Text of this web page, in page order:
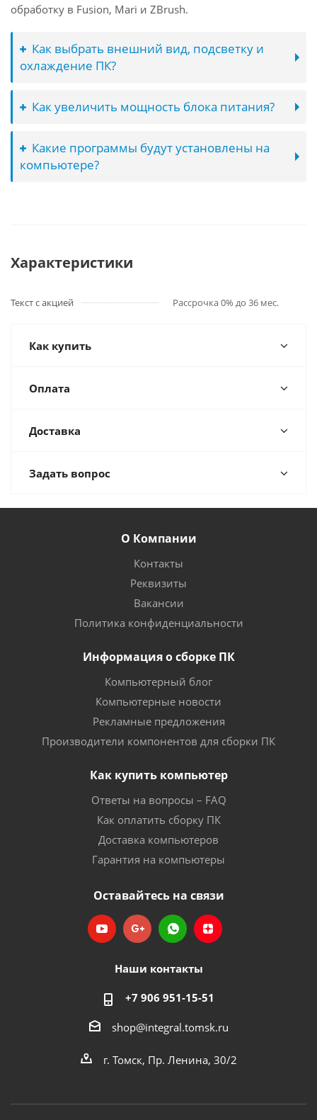
обработку в Fusion, Mari и ZBrush.
Как выбрать внешний вид, подсветку и
охлаждение ПК?
Как увеличить мощность блока питания?
Какие программы будут установлены на
компьютере?
Характеристики
Текст с акцией Рассрочка 0% до 36 мес.
Как купить
Оплата
Доставка
Задать вопрос
О Компании
Контакты
Реквизиты
Вакансии
Политика конфиденциальности
Информация о сборке ПК
Компьютерный блог
Компьютерные новости
Рекламные предложения
Производители компонентов для сборки ПК
Как купить компьютер
Ответы на вопросы – FAQ
Как оплатить сборку ПК
Доставка компьютеров
Гарантия на компьютеры
Оставайтесь на связи
Наши контакты
+7 906 951-15-51
shop@integral.tomsk.ru
г. Томск, Пр. Ленина, 30/2